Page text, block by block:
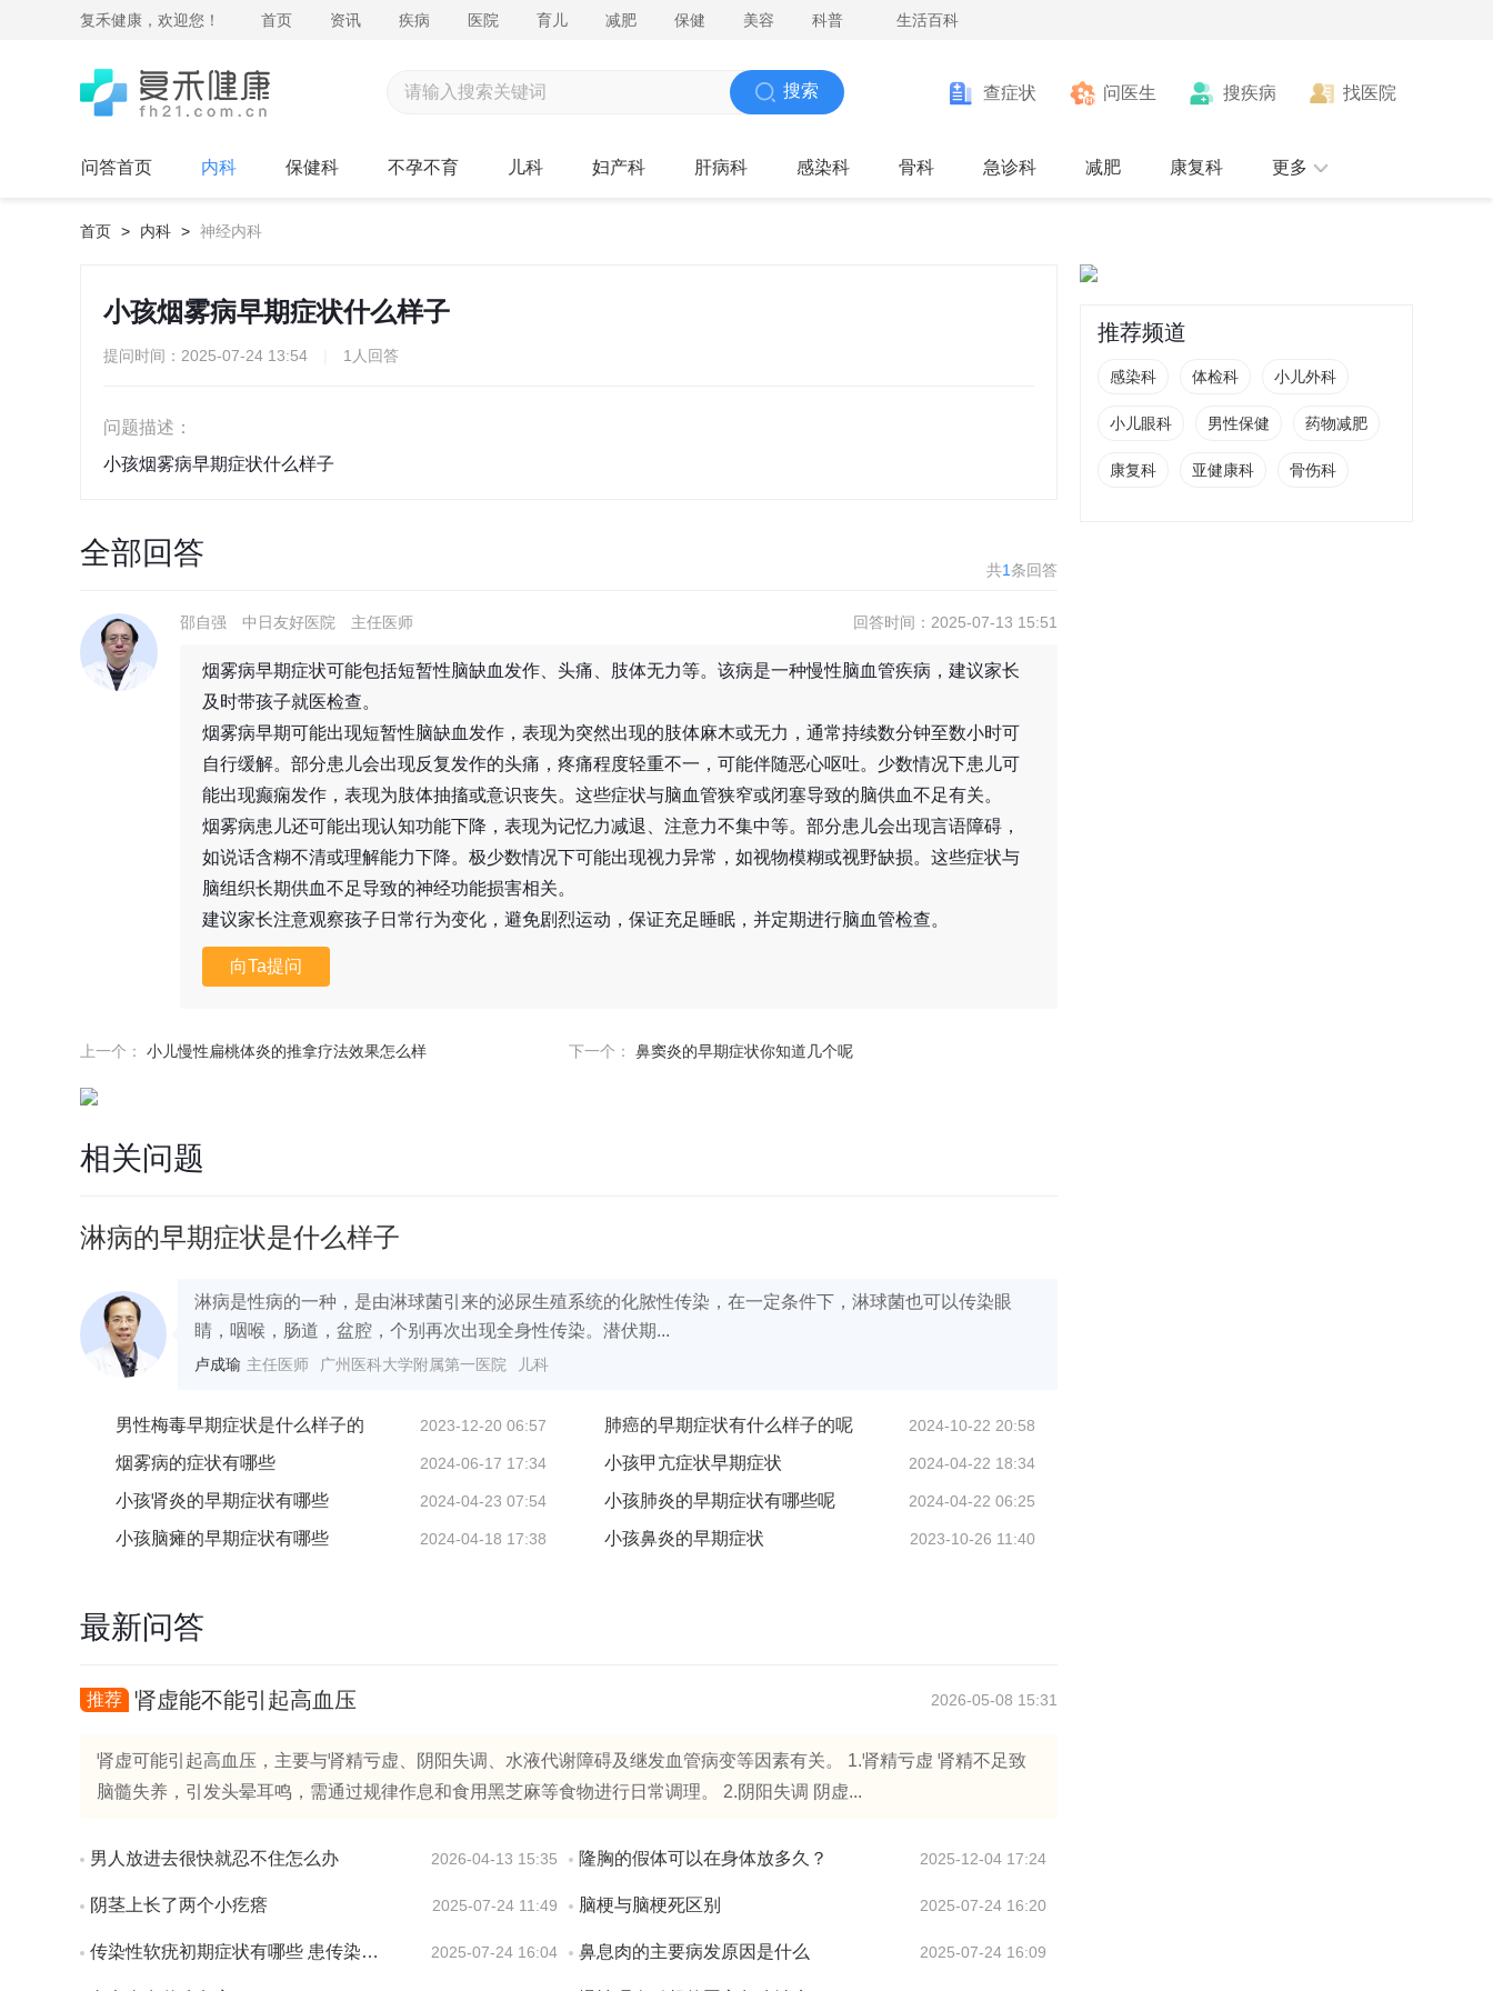
复禾健康，欢迎您！ 首页 资讯 疾病 医院 育儿 减肥 保健 美容 科普 生活百科
搜索 找医院
搜疾病
问医生
查症状
问答首页 内科 保健科 不孕不育 儿科 妇产科 肝病科 感染科 骨科 急诊科 减肥 康复科 更多
首页 > 内科 > 神经内科
小孩烟雾病早期症状什么样子
提问时间：2025-07-24 13:54 1人回答
问题描述：
小孩烟雾病早期症状什么样子
全部回答 共1 条回答
邵自强 中日友好医院 主任医师 回答时间：2025-07-13 15:51
烟雾病早期症状可能包括短暂性脑缺血发作、头痛、肢体无力等。该病是一种慢性脑血管疾病，建议家长
及时带孩子就医检查。
烟雾病早期可能出现短暂性脑缺血发作，表现为突然出现的肢体麻木或无力，通常持续数分钟至数小时可
自行缓解。部分患儿会出现反复发作的头痛，疼痛程度轻重不一，可能伴随恶心呕吐。少数情况下患儿可
能出现癫痫发作，表现为肢体抽搐或意识丧失。这些症状与脑血管狭窄或闭塞导致的脑供血不足有关。
烟雾病患儿还可能出现认知功能下降，表现为记忆力减退、注意力不集中等。部分患儿会出现言语障碍，
如说话含糊不清或理解能力下降。极少数情况下可能出现视力异常，如视物模糊或视野缺损。这些症状与
脑组织长期供血不足导致的神经功能损害相关。
建议家长注意观察孩子日常行为变化，避免剧烈运动，保证充足睡眠，并定期进行脑血管检查。
向Ta提问
上一个： 小儿慢性扁桃体炎的推拿疗法效果怎么样 下一个： 鼻窦炎的早期症状你知道几个呢
相关问题
淋病的早期症状是什么样子
淋病是性病的一种，是由淋球菌引来的泌尿生殖系统的化脓性传染，在一定条件下，淋球菌也可以传染眼
睛，咽喉，肠道，盆腔，个别再次出现全身性传染。潜伏期...
卢成瑜 主任医师 广州医科大学附属第一医院 儿科
男性梅毒早期症状是什么样子的 2023-12-20 06:57 肺癌的早期症状有什么样子的呢 2024-10-22 20:58
烟雾病的症状有哪些 2024-06-17 17:34 小孩甲亢症状早期症状 2024-04-22 18:34
小孩肾炎的早期症状有哪些 2024-04-23 07:54 小孩肺炎的早期症状有哪些呢 2024-04-22 06:25
小孩脑瘫的早期症状有哪些 2024-04-18 17:38 小孩鼻炎的早期症状 2023-10-26 11:40
最新问答
推荐 肾虚能不能引起高血压 2026-05-08 15:31
肾虚可能引起高血压，主要与肾精亏虚、阴阳失调、水液代谢障碍及继发血管病变等因素有关。 1.肾精亏虚 肾精不足致
脑髓失养，引发头晕耳鸣，需通过规律作息和食用黑芝麻等食物进行日常调理。 2.阴阳失调 阴虚...
男人放进去很快就忍不住怎么办 2026-04-13 15:35 隆胸的假体可以在身体放多久？ 2025-12-04 17:24
阴茎上长了两个小疙瘩 2025-07-24 11:49 脑梗与脑梗死区别 2025-07-24 16:20
传染性软疣初期症状有哪些 患传染性软疣会有疼痛感吗 2025-07-24 16:04 鼻息肉的主要病发原因是什么 2025-07-24 16:09
推荐频道
感染科 体检科 小儿外科
小儿眼科 男性保健 药物减肥
康复科 亚健康科 骨伤科